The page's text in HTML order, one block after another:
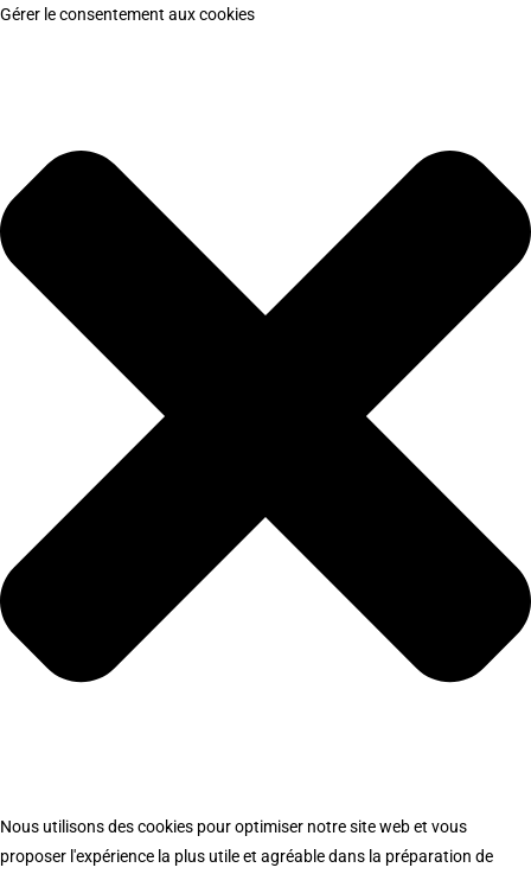
Gérer le consentement aux cookies
Nous utilisons des cookies pour optimiser notre site web et vous
proposer l'expérience la plus utile et agréable dans la préparation de